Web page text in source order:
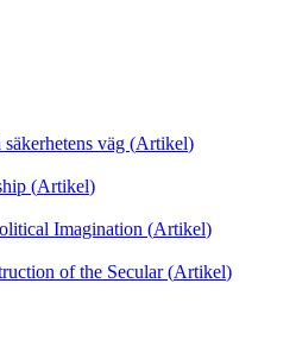
väg (Artikel)
(Artikel)
Imagination (Artikel)
of the Secular (Artikel)